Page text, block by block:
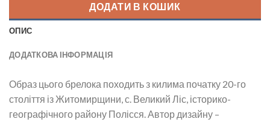
ДОДАТИ В КОШИК
ОПИС
ДОДАТКОВА ІНФОРМАЦІЯ
Образ цього брелока походить з килима початку 20-го
століття із Житомирщини, с. Великий Ліс, історико-
географічного району Полісся.Автор дизайну –